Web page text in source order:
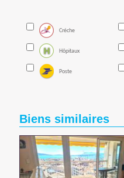
Créche
Hôpitaux
Poste
Biens similaires